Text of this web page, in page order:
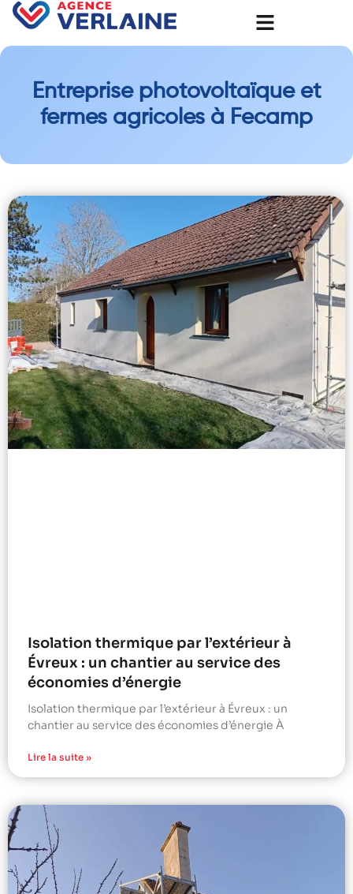
Entreprise photovoltaïque et
fermes agricoles à Fecamp
Isolation thermique par l’extérieur à
Évreux : un chantier au service des
économies d’énergie
Isolation thermique par l’extérieur à Évreux : un
chantier au service des économies d’énergie À
Lire la suite »